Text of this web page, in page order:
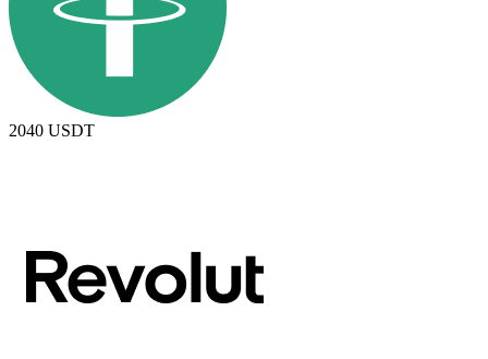
2040 USDT